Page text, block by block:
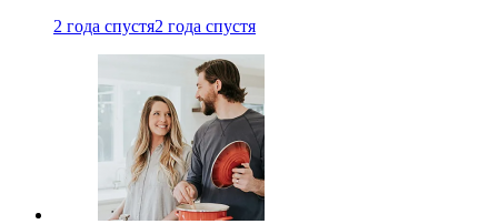
2 года спустя2 года спустя